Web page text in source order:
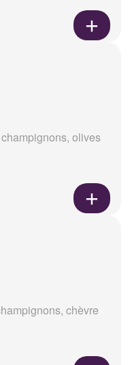
olives
chèvre